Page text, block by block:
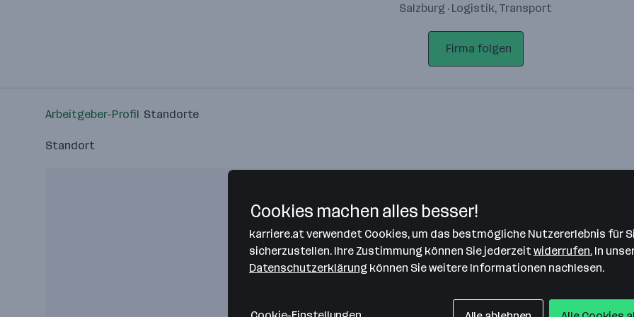
Salzburg · Logistik, Transport
Firma folgen
Arbeitgeber-Profil Standorte
Standort
Bitte stimme unseren Cookie-
Richtlinien zu, um diese Karte
anzuzeigen.
Zustimmung geben
Cookies machen alles besser!
karriere.at verwendet Cookies, um das bestmögliche Nutzererlebnis für
sicherzustellen. Ihre Zustimmung können Sie jederzeit widerrufen. In
Datenschutzerklärung können Sie weitere Informationen nachlesen.